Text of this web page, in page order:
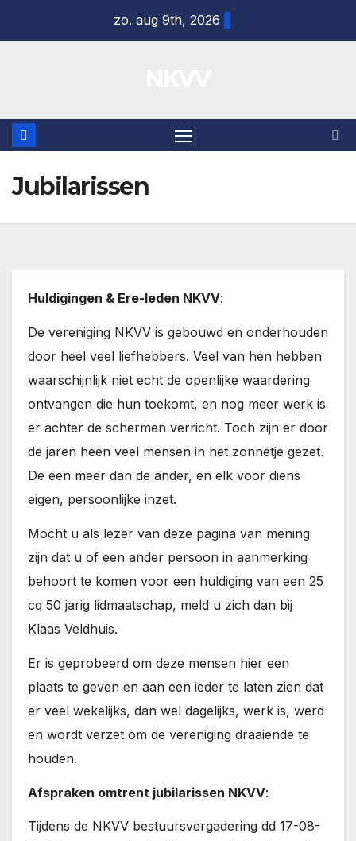
zo. aug 9th, 2026
Jubilarissen
Huldigingen & Ere-leden NKVV:
De vereniging NKVV is gebouwd en onderhouden
door heel veel liefhebbers. Veel van hen hebben
waarschijnlijk niet echt de openlijke waardering
ontvangen die hun toekomt, en nog meer werk is
er achter de schermen verricht. Toch zijn er door
de jaren heen veel mensen in het zonnetje gezet.
De een meer dan de ander, en elk voor diens
eigen, persoonlijke inzet.
Mocht u als lezer van deze pagina van mening
zijn dat u of een ander persoon in aanmerking
behoort te komen voor een huldiging van een 25
cq 50 jarig lidmaatschap, meld u zich dan bij
Klaas Veldhuis.
Er is geprobeerd om deze mensen hier een
plaats te geven en aan een ieder te laten zien dat
er veel wekelijks, dan wel dagelijks, werk is, werd
en wordt verzet om de vereniging draaiende te
houden.
Afspraken omtrent jubilarissen NKVV:
Tijdens de NKVV bestuursvergadering dd 17-08-